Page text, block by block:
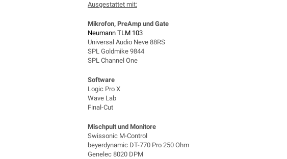
Ausgestattet mit:
Mikrofon, PreAmp und Gate
Neumann TLM 103
Universal Audio Neve 88RS
SPL Goldmike 9844
SPL Channel One
Software
Logic Pro X
Wave Lab
Final-Cut
Mischpult und Monitore
Swissonic M-Control
beyerdynamic DT-770 Pro 250 Ohm
Genelec 8020 DPM